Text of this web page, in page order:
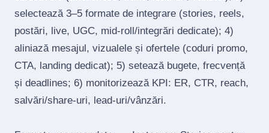
selectează 3–5 formate de integrare (stories, reels,
postări, live, UGC, mid‑roll/integrări dedicate); 4)
aliniază mesajul, vizualele și ofertele (coduri promo,
CTA, landing dedicat); 5) setează bugete, frecvență
și deadlines; 6) monitorizează KPI: ER, CTR, reach,
salvări/share‑uri, lead‑uri/vânzări.